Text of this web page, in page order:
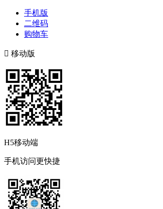
手机版
二维码
购物车
 移动版
H5移动端
手机访问更快捷